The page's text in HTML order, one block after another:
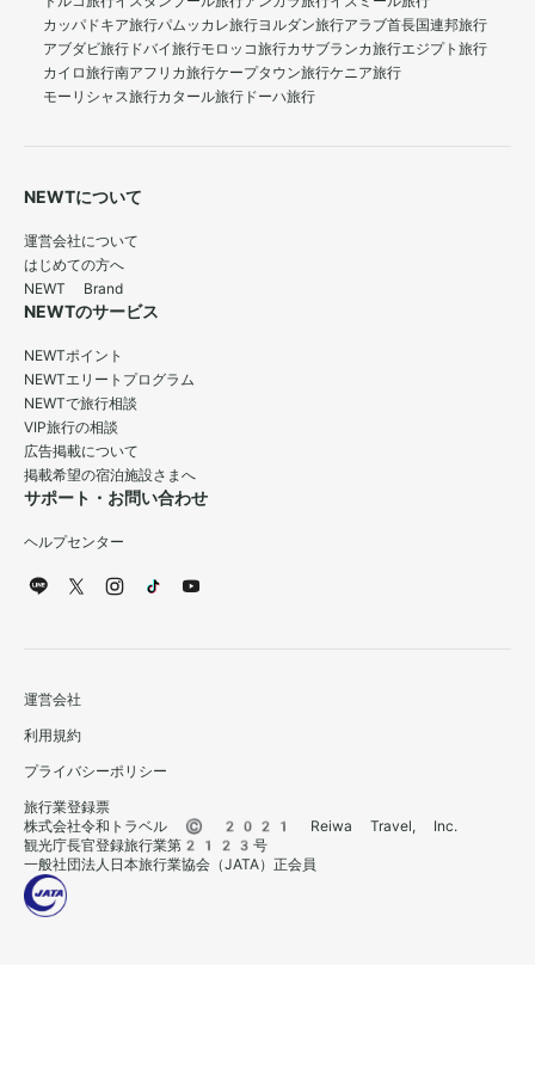
カッパドキア旅行パムッカレ旅行ヨルダン旅行アラブ首長国連邦旅行
アブダビ旅行 ドバイ旅行モロッコ旅行カサブランカ旅行エジプト旅行
カイロ旅行南アフリカ旅行ケープタウン旅行ケニア旅行
モーリシャス旅行カタール旅行 ドーハ旅行
NEWTについて
運営会社について
はじめての方へ
NEWT Brand
NEWTのサービス
NEWTポイント
NEWTエリートプログラム
NEWTで旅行相談
VIP旅行の相談
広告掲載について
掲載希望の宿泊施設さまへ
サポート・お問い合わせ
ヘルプセンター
運営会社
利用規約
プライバシーポリシー
旅行業登録票
株式会社令和トラベル © 2021 Reiwa Travel, Inc.
観光庁長官登録旅行業第2123号
一般社団法人日本旅行業協会（JATA）正会員